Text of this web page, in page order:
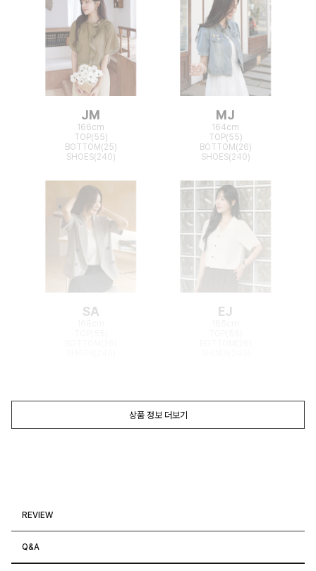
JM
166cm
TOP(55)
BOTTOM(25)
SHOES(240)
MJ
164cm
TOP(55)
BOTTOM(26)
SHOES(240)
SA EJ
상품 정보 더보기
REVIEW
Q&A